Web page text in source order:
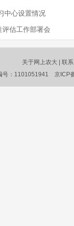
中心设置情况
估工作部署会